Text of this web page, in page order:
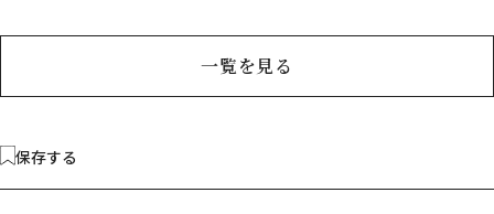
一覧を見る
保存する